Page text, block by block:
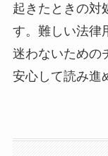
起きたときの対
す。難しい法律
迷わないための
安心して読み進